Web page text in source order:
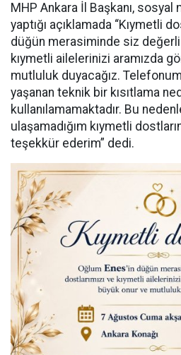
MHP Ankara İl Başkanı, sosyal
yaptığı açıklamada “Kıymetli
düğün merasiminde siz değerli
kıymetli ailelerinizi aramızda
mutluluk duyacağız.
yaşanan teknik bir kısıtlama
kullanılamamaktadır. Bu
ulaşamadığım kıymetli
teşekkür ederim” dedi.